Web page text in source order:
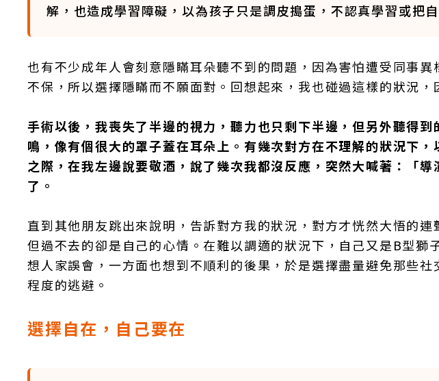
解，也造成學習障礙，以為孩子只是調皮搗蛋，不認真學習或把
也有不少成年人會刻意隱瞞耳朵聽不到的問題，因為害怕遭受同事
不保，所以選擇隱瞞而不願面對。回想起來，我也碰過這樣的狀況，
手術以後，我喪失了半邊的視力，聽力也只剩下半邊，但另外聽得
鳴，像有個很大的罩子蓋在耳朵上。有幾次對方在不理解的狀況下
之際，在我左邊說要敬酒，說了幾次我都沒反應，突然大喊著：「
了。
直到其他朋友跳出來說明，告訴對方我的狀況，對方才恍然大悟的連
但過不去的卻是自己的心情。在難以調適的狀況下，自己又是B型獅
想人家誤會，一方面也想到不順利的後果，於是選擇盡量避免那些
程度的逃避。
選擇自在，自己要在